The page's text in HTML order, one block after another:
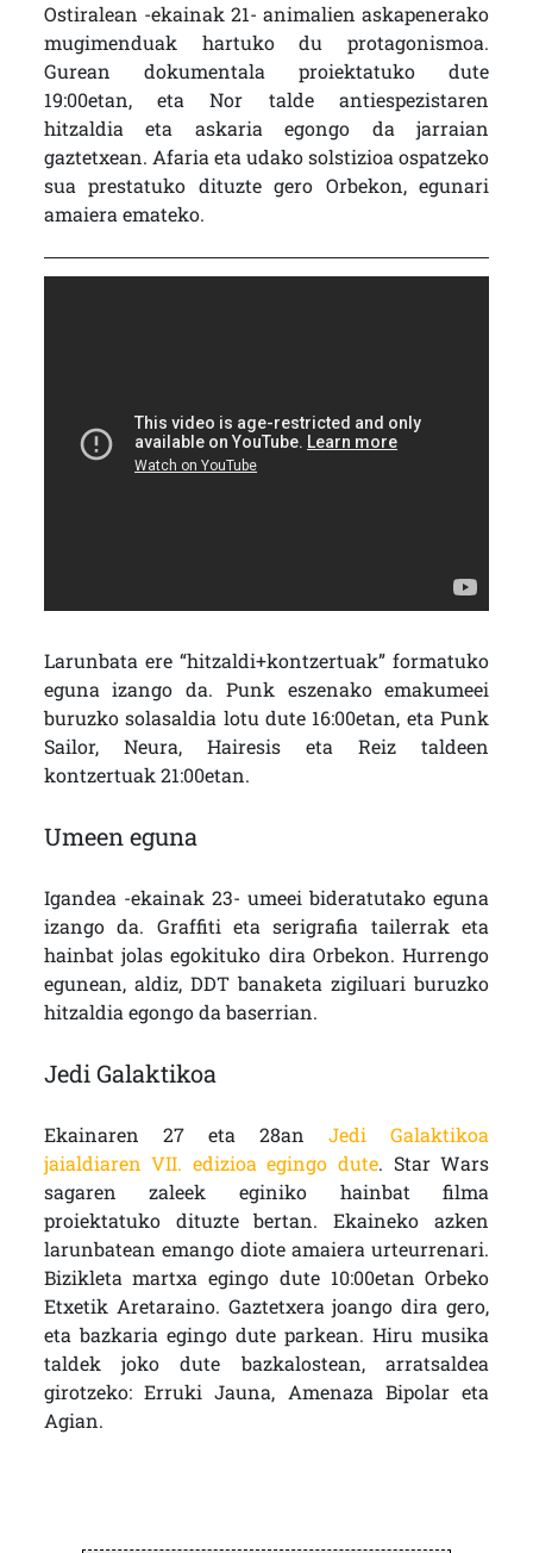
Ostiralean -ekainak 21- animalien askapenerako
mugimenduak hartuko du protagonismoa.
Gurean dokumentala proiektatuko dute
19:00etan, eta Nor talde antiespezistaren
hitzaldia eta askaria egongo da jarraian
gaztetxean. Afaria eta udako solstizioa ospatzeko
sua prestatuko dituzte gero Orbekon, egunari
amaiera emateko.
Larunbata ere “hitzaldi+kontzertuak” formatuko
eguna izango da. Punk eszenako emakumeei
buruzko solasaldia lotu dute 16:00etan, eta Punk
Sailor, Neura, Hairesis eta Reiz taldeen
kontzertuak 21:00etan.
Umeen eguna
Igandea -ekainak 23- umeei bideratutako eguna
izango da. Graffiti eta serigrafia tailerrak eta
hainbat jolas egokituko dira Orbekon. Hurrengo
egunean, aldiz, DDT banaketa zigiluari buruzko
hitzaldia egongo da baserrian.
Jedi Galaktikoa
Ekainaren 27 eta 28anJedi Galaktikoa
jaialdiaren VII. edizioa egingo dute. Star Wars
sagaren zaleek eginiko hainbat filma
proiektatuko dituzte bertan. Ekaineko azken
larunbatean emango diote amaiera urteurrenari.
Bizikleta martxa egingo dute 10:00etan Orbeko
Etxetik Aretaraino. Gaztetxera joango dira gero,
eta bazkaria egingo dute parkean. Hiru musika
taldek joko dute bazkalostean, arratsaldea
girotzeko: Erruki Jauna, Amenaza Bipolar eta
Agian.